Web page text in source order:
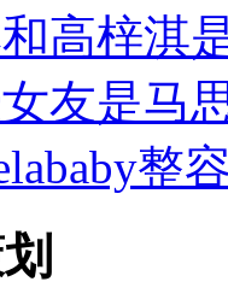
高梓淇
友是马
整